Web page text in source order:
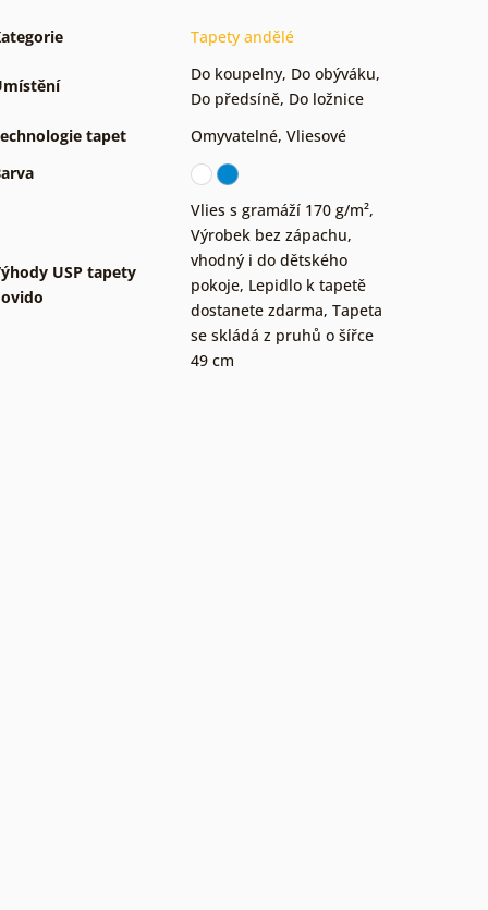
Tapety andělé
Do koupelny, Do obýváku,
Do předsíně, Do ložnice
tapet
Omyvatelné, Vliesové
USP tapety
Vlies s gramáží 170 g/m²,
Výrobek bez zápachu,
vhodný i do dětského
pokoje, Lepidlo k tapetě
dostanete zdarma, Tapeta
se skládá z pruhů o šířce
49 cm